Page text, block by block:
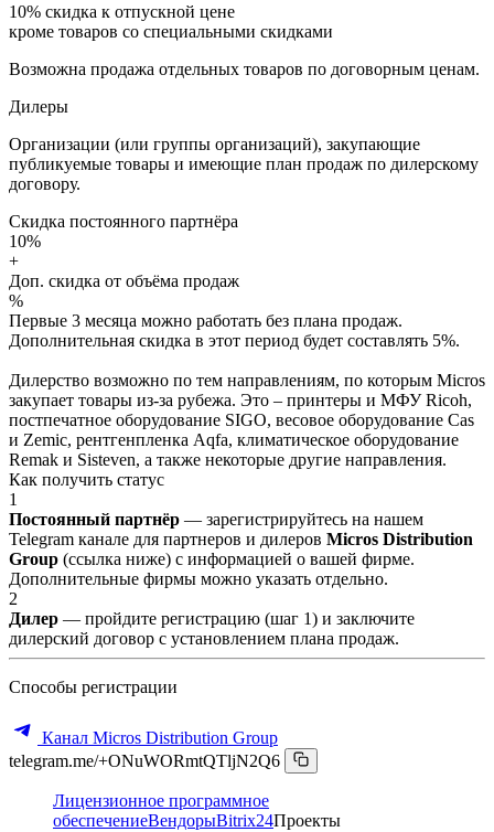
10% скидка к отпускной цене
кроме товаров со специальными скидками
Возможна продажа отдельных товаров по договорным ценам.
Дилеры
Организации (или группы организаций), закупающие
публикуемые товары и имеющие план продаж по дилерскому
договору.
Скидка постоянного партнёра
10%
+
Доп. скидка от объёма продаж
%
Первые 3 месяца можно работать без плана продаж.
Дополнительная скидка в этот период будет составлять 5%.
Дилерство возможно по тем направлениям, по которым Micros
закупает товары из-за рубежа. Это – принтеры и МФУ Ricoh,
постпечатное оборудование SIGO, весовое оборудование Cas
и Zemic, рентгенпленка Aqfa, климатическое оборудование
Remak и Sisteven, а также некоторые другие направления.
Как получить статус
1
Постоянный партнёр — зарегистрируйтесь на нашем
Telegram канале для партнеров и дилеров Micros Distribution
Group (ссылка ниже) с информацией о вашей фирме.
Дополнительные фирмы можно указать отдельно.
2
Дилер — пройдите регистрацию (шаг 1) и заключите
дилерский договор с установлением плана продаж.
Способы регистрации
Канал Micros Distribution Group
telegram.me/+ONuWORmtQTljN2Q6
Лицензионное программное
обеспечениеВендорыBitrix24Проекты